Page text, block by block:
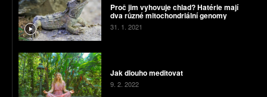
Proč jim vyhovuje chlad? Hatérie mají
dva různé mitochondriální genomy
31. 1. 2021
Jak dlouho meditovat
9. 2. 2022